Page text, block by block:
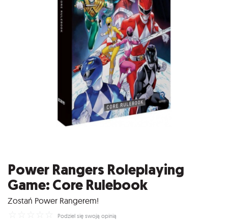
Power Rangers Roleplaying
Game: Core Rulebook
Zostań Power Rangerem!
Podziel się swoją opinią